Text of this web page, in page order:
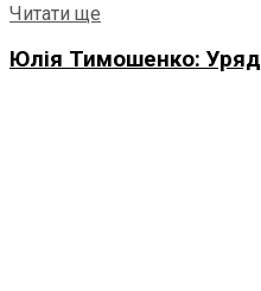
Читати ще
Юлія Тимошенко: Уряд